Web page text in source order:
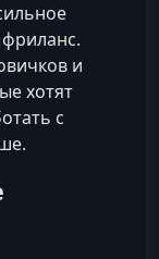
и
хотят
с